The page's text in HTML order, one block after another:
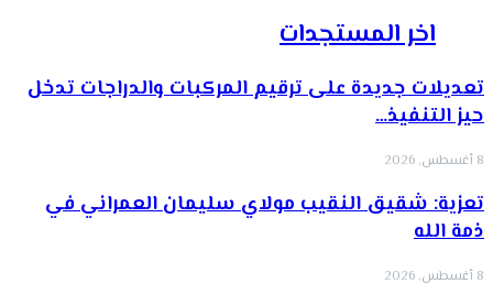
اخر المستجدات
تعديلات جديدة على ترقيم المركبات والدراجات تدخل
حيز التنفيذ…
8 أغسطس, 2026
تعزية: شقيق النقيب مولاي سليمان العمراني في
ذمة الله
8 أغسطس, 2026